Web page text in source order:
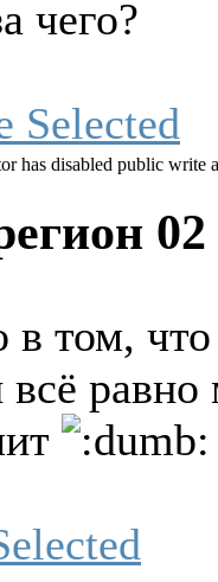
чего?
has disabled public write
в том,
всё